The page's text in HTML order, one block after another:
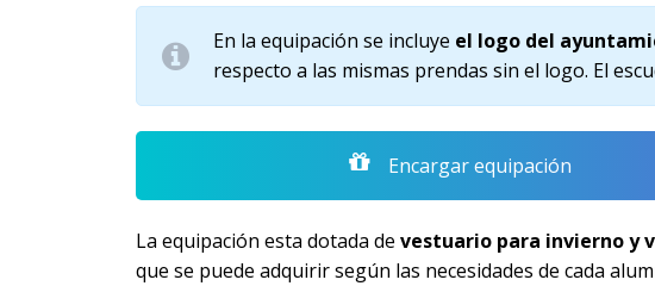
En la equipación se incluye el logo del
respecto a las mismas prendas sin el logo. El
Encargar equipación
La equipación esta dotada devestuario para invierno y
que se puede adquirir según las necesidades de cada